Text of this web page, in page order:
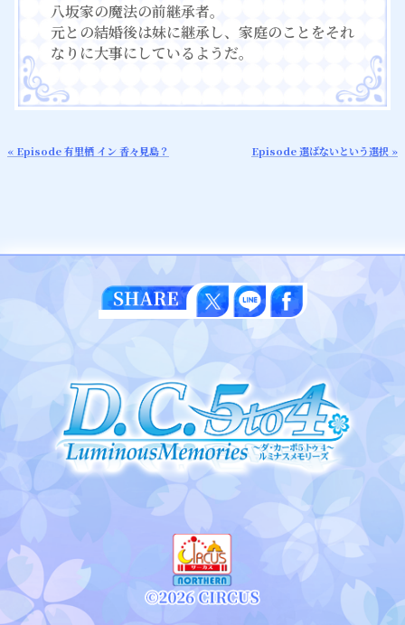
八坂家の魔法の前継承者。
元との結婚後は妹に継承し、家庭のことをそれ
なりに大事にしているようだ。
« Episode 有里栖 イン 香々見島？ Episode 選ばないという選択 »